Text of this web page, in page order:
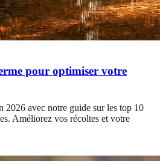
pour optimiser votre
2026 avec notre guide sur les top 10
Améliorez vos récoltes et votre